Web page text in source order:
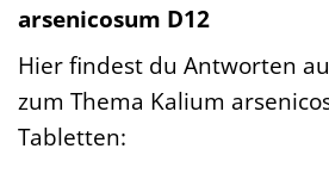
arsenicosum D12
Hier findest du Antworten
zum Thema Kalium
Tabletten: